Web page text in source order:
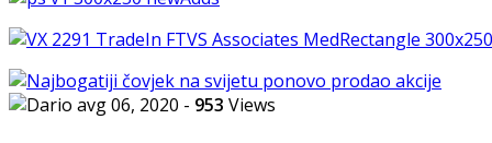
avg 06, 2020 - 953 Views